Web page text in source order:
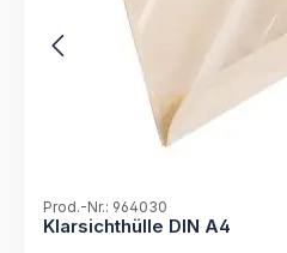
Prod.-Nr.: 964030
Klarsichthülle DIN A4